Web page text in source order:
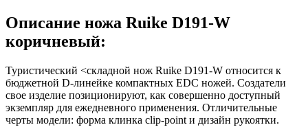
Описание ножа Ruike D191-W
коричневый:
Туристический <складной нож Ruike D191-W относится к
бюджетной D-линейке компактных EDC ножей. Создатели
свое изделие позиционируют, как совершенно доступный
экземпляр для ежедневного применения. Отличительные
черты модели: форма клинка clip-point и дизайн рукоятки.